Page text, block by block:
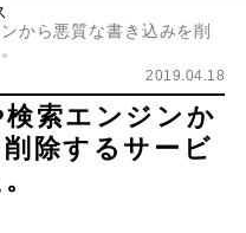
から悪質な書き込みを削
2019.04.18
索エンジンか
除するサービ